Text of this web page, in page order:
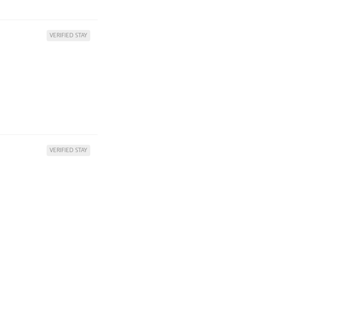
VERIFIED STAY
VERIFIED STAY